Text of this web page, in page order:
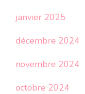
janvier 2025
décembre 2024
novembre 2024
octobre 2024